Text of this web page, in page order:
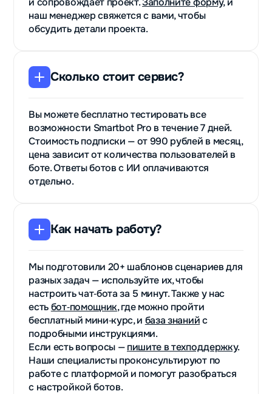
наш менеджер свяжется с вами, чтобы
обсудить детали проекта.
Сколько стоит сервис?
Вы можете бесплатно тестировать все
возможности Smartbot Pro в течение 7 дней.
Стоимость подписки — от 990 рублей в месяц,
цена зависит от количества пользователей в
боте. Ответы ботов с ИИ оплачиваются
отдельно.
Как начать работу?
Мы подготовили 20+ шаблонов сценариев для
разных задач — используйте их, чтобы
настроить чат‑бота за 5 минут. Также у нас
естьбот‑помощник, где можно пройти
бесплатный мини‑курс, и база знанийс
подробными инструкциями.
Если есть вопросы —пишите в техподдержку.
Наши специалисты проконсультируют по
работе с платформой и помогут разобраться
с настройкой ботов.